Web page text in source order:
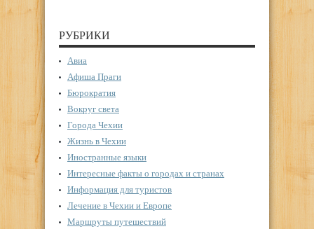
РУБРИКИ
Авиа
Афиша Праги
Бюрократия
Вокруг света
Города Чехии
Жизнь в Чехии
Иностранные языки
Интересные факты о городах и странах
Информация для туристов
Лечение в Чехии и Европе
Маршруты путешествий